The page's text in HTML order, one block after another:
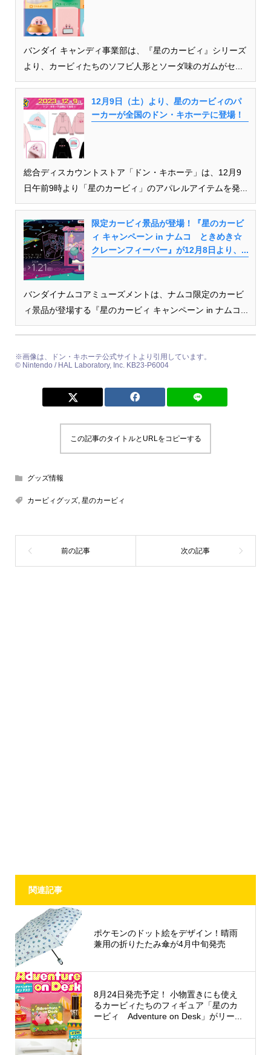
バンダイ キャンディ事業部は、『星のカービィ』シリーズ
より、カービィたちのソフビ人形とソーダ味のガムがセ...
12月9日（土）より、星のカービィのパ
ーカーが全国のドン・キホーテに登場！
総合ディスカウントストア「ドン・キホーテ」は、12月9
日午前9時より「星のカービィ」のアパレルアイテムを発...
限定カービィ景品が登場！『星のカービ
ィ キャンペーン in ナムコ ときめき☆
クレーンフィーバー』が12月8日より、...
バンダイナムコアミューズメントは、ナムコ限定のカービ
ィ景品が登場する『星のカービィ キャンペーン in ナムコ...
※画像は、ドン・キホーテ公式サイトより引用しています。
©︎ Nintendo / HAL Laboratory, Inc. KB23-P6004
この記事のタイトルとURLをコピーする
グッズ情報
カービィグッズ, 星のカービィ
関連記事
ポケモンのドット絵をデザイン！晴雨
兼用の折りたたみ傘が4月中旬発売
8月24日発売予定！ 小物置きにも使え
るカービィたちのフィギュア「星のカ
ービィ Adventure on Desk」がリー...